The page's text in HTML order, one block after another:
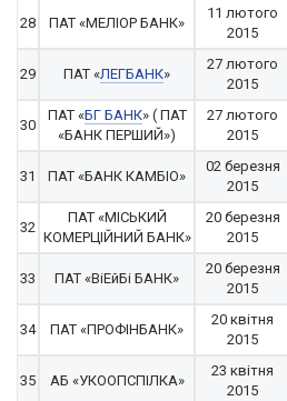
28 ПАТ «МЕЛІОР БАНК»
11 лютого
2015
29 ПАТ «ЛЕГБАНК»
27 лютого
2015
30
ПАТ «БГ БАНК» ( ПАТ
«БАНК ПЕРШИЙ»)
27 лютого
2015
31 ПАТ «БАНК КАМБІО»
02 березня
2015
32
ПАТ «МІСЬКИЙ
КОМЕРЦІЙНИЙ БАНК»
20 березня
2015
33 ПАТ «ВіЕйБі БАНК»
20 березня
2015
34 ПАТ «ПРОФІНБАНК»
20 квітня
2015
35 АБ «УКООПСПІЛКА»
23 квітня
2015